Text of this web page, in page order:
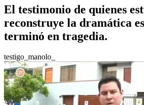
El testimonio de quienes
reconstruye la dramática
terminó en tragedia.
testigo_manolo_